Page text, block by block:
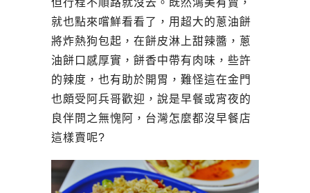
就也點來嚐鮮看看了，用超大的蔥油餅
將炸熱狗包起，在餅皮淋上甜辣醬，蔥
油餅口感厚實，餅香中帶有肉味，些許
的辣度，也有助於開胃，難怪這在金門
也頗受阿兵哥歡迎，說是早餐或宵夜的
良伴問之無愧阿，台灣怎麼都沒早餐店
這樣賣呢?